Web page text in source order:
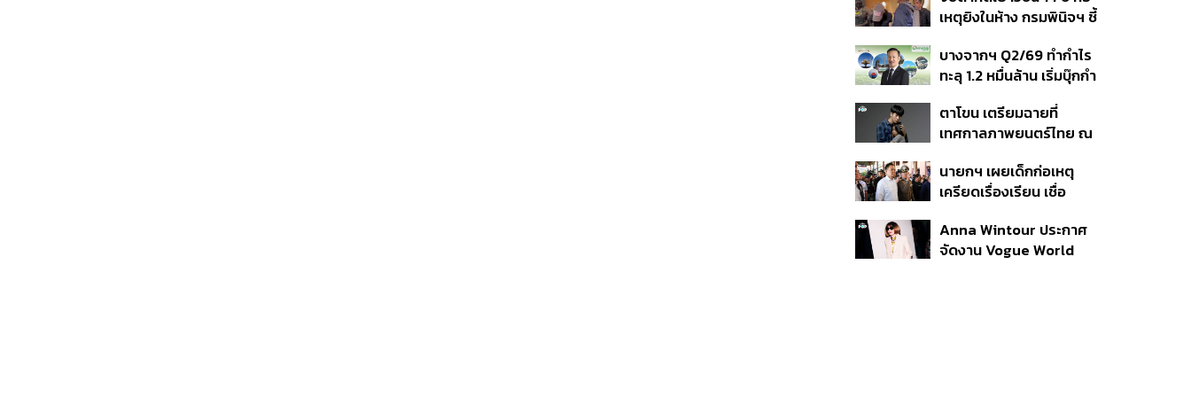
เหตุยิงในห้าง กรมพินิจฯ ชี้
เนื่อง ประเมินปล่อยตัว
บางจากฯ Q2/69 ทำกำไร
ทะลุ 1.2 หมื่นล้าน เริ่มบุ๊กกำ
แรก หนุนรายได้ครึ่งปีทะลุ
3.2 แสนล้าน
ตาโขน เตรียมฉายที่
เทศกาลภาพยนตร์ไทย ณ
นายกฯ เผยเด็กก่อเหตุ
เครียดเรื่องเรียน เชื่อ
กระสุนอีกกว่า 30 นัด หาก
ไม่จบชีวิตตัวเองอาจสูญ
Anna Wintour ประกาศ
จัดงาน Vogue World